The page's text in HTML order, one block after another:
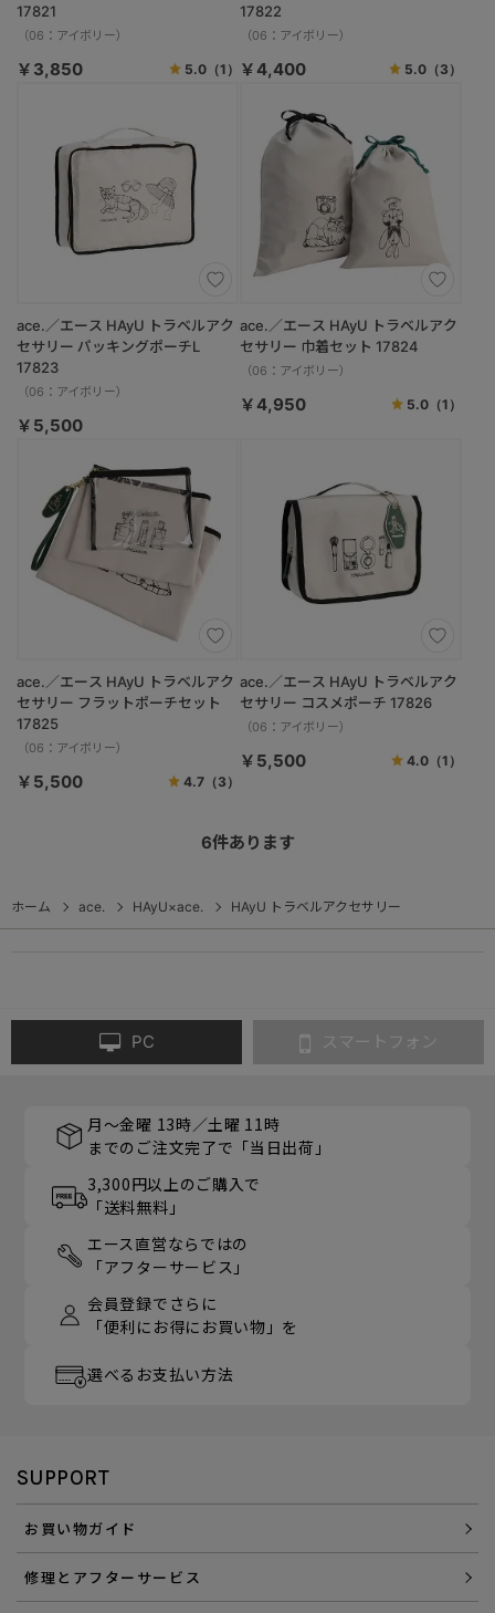
17821
（06：アイボリー）
￥3,850 5.0（1）
17822
（06：アイボリー）
￥4,400 5.0 （3）
ace.／エース HAyU トラベルアク
セサリー パッキングポーチL
17823
（06：アイボリー）
￥5,500
ace.／エース HAyU トラベルアク
セサリー 巾着セット 17824
（06：アイボリー）
￥4,950 5.0 （1）
ace.／エース HAyU トラベルアク
セサリー フラットポーチセット
17825
（06：アイボリー）
￥5,500 4.7（3）
ace.／エース HAyU トラベルアク
セサリー コスメポーチ 17826
（06：アイボリー）
￥5,500 4.0 （1）
6件あります
ホーム ace. HAyU×ace. HAyU トラベルアクセサリー
PC スマートフォン
月～金曜 13時／土曜 11時
までのご注文完了で「当日出荷」
3,300円以上のご購入で
「送料無料」
エース直営ならではの
「アフターサービス」
会員登録でさらに
「便利にお得にお買い物」を
選べるお支払い方法
SUPPORT
お買い物ガイド
修理とアフターサービス